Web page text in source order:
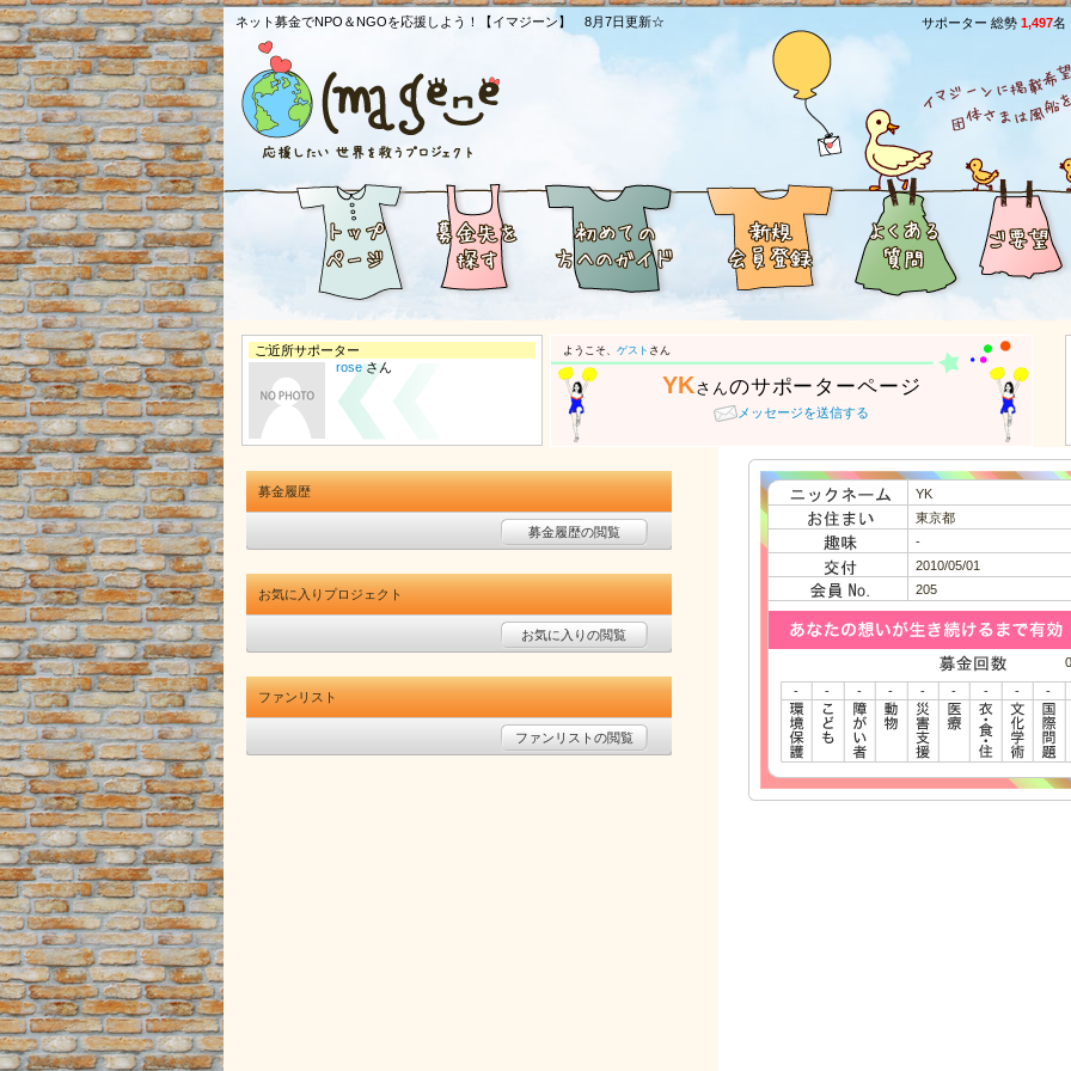
ネット募金でNPO＆NGOを応援しよう！【イマジーン】 8月7日更新☆ サポーター 総勢 1,497名
ご近所サポーター
roseさん
ようこそ、 ゲスト さん
YKさんのサポーターページ
メッセージを送信する
YK
東京都
-
2010/05/01
205
0
-
- - - - - - - -
募金履歴
募金履歴の閲覧
お気に入りプロジェクト
お気に入りの閲覧
ファンリスト
ファンリストの閲覧